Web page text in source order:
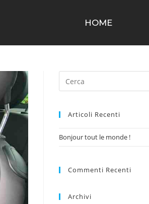
HOME
Articoli Recenti
Bonjour tout le monde !
Commenti Recenti
Archivi